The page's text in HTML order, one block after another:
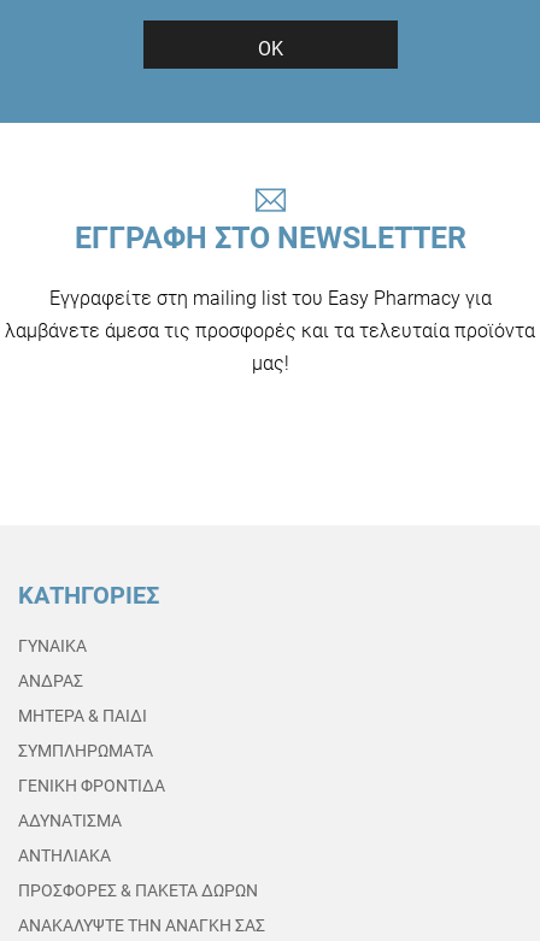
ΟΚ
ΕΓΓΡΑΦΗ ΣΤΟ NEWSLETTER
Εγγραφείτε στη mailing list του Easy Pharmacy για
λαμβάνετε άμεσα τις προσφορές και τα τελευταία προϊόντα
μας!
ΚΑΤΗΓΟΡΙΕΣ
ΓΥΝΑΙΚΑ
ΑΝΔΡΑΣ
ΜΗΤΕΡΑ & ΠΑΙΔΙ
ΣΥΜΠΛΗΡΩΜΑΤΑ
ΓΕΝΙΚΗ ΦΡΟΝΤΙΔΑ
ΑΔΥΝΑΤΙΣΜΑ
ΑΝΤΗΛΙΑΚΑ
ΠΡΟΣΦΟΡΕΣ & ΠΑΚΕΤΑ ΔΩΡΩΝ
ΑΝΑΚΑΛΥΨΤΕ ΤΗΝ ΑΝΑΓΚΗ ΣΑΣ